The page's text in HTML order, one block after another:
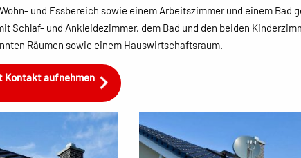
und Essbereich sowie einem Arbeitszimmer und einem Bad
Schlaf- und Ankleidezimmer, dem Bad und den beiden
Räumen sowie einem Hauswirtschaftsraum.
Kontakt aufnehmen